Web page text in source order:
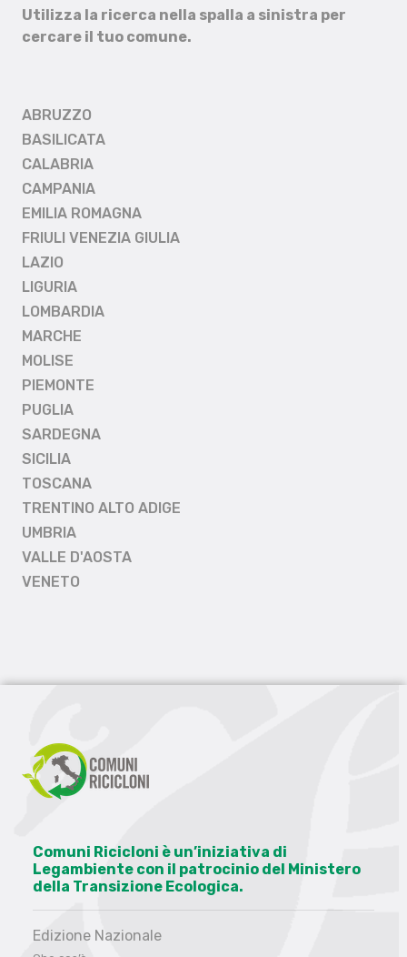
Utilizza la ricerca nella spalla a sinistra per
cercare il tuo comune.
ABRUZZO
BASILICATA
CALABRIA
CAMPANIA
EMILIA ROMAGNA
FRIULI VENEZIA GIULIA
LAZIO
LIGURIA
LOMBARDIA
MARCHE
MOLISE
PIEMONTE
PUGLIA
SARDEGNA
SICILIA
TOSCANA
TRENTINO ALTO ADIGE
UMBRIA
VALLE D'AOSTA
VENETO
Comuni Ricicloni è un’iniziativa di
Legambiente con il patrocinio del Ministero
della Transizione Ecologica.
Edizione Nazionale